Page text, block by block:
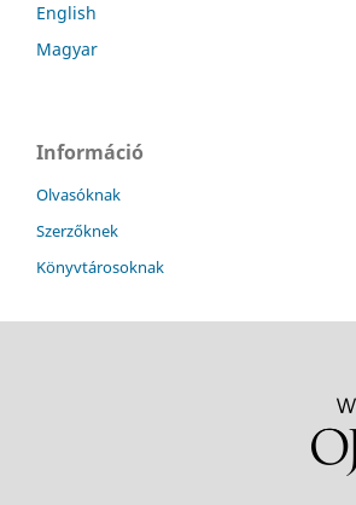
English
Magyar
Információ
Olvasóknak
Szerzőknek
Könyvtárosoknak